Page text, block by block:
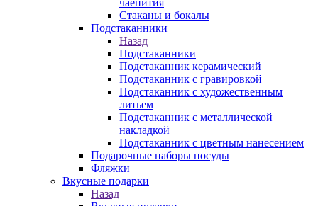
чаепития
Стаканы и бокалы
Подстаканники
Назад
Подстаканники
Подстаканник керамический
Подстаканник c гравировкой
Подстаканник с художественным
литьем
Подстаканник с металлической
накладкой
Подстаканник с цветным нанесением
Подарочные наборы посуды
Фляжки
Вкусные подарки
Назад